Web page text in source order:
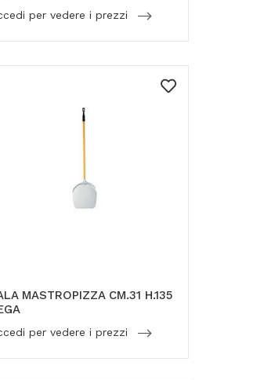
per vedere i prezzi
MASTROPIZZA CM.31 H.135
per vedere i prezzi